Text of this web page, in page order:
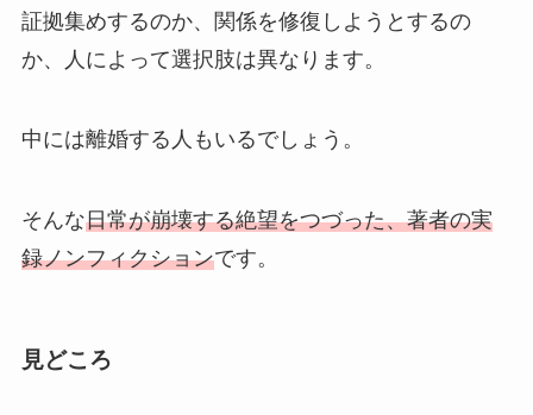
証拠集めするのか、関係を修復しようとするの
か、人によって選択肢は異なります。
中には離婚する人もいるでしょう。
そんな日常が崩壊する絶望をつづった、著者の実
録ノンフィクションです。
見どころ